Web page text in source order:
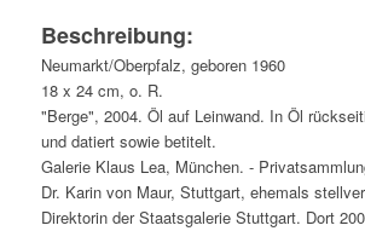
Beschreibung:
Neumarkt/Oberpfalz, geboren 1960
18 x 24 cm, o. R.
"Berge", 2004. Öl auf Leinwand. In Öl
und datiert sowie betitelt.
Galerie Klaus Lea, München. -
Dr. Karin von Maur, Stuttgart, ehemals
Direktorin der Staatsgalerie Stuttgart. Dort